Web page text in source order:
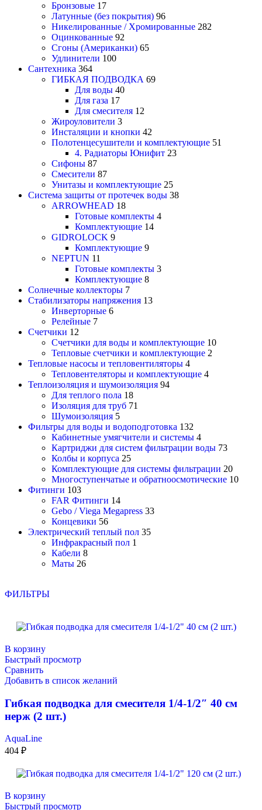
Бронзовые 17
Латунные (без покрытия) 96
Никелированные / Хромированные 282
Оцинкованные 92
Сгоны (Американки) 65
Удлинители 100
Сантехника 364
ГИБКАЯ ПОДВОДКА 69
Для воды 40
Для газа 17
Для смесителя 12
Жироуловители 3
Инсталяции и кнопки 42
Полотенцесушители и комплектующие 51
4. Радиаторы Юнифит 23
Сифоны 87
Смесители 87
Унитазы и комплектующие 25
Система защиты от протечек воды 38
ARROWHEAD 18
Готовые комплекты 4
Комплектующие 14
GIDROLOCK 9
Комплектующие 9
NEPTUN 11
Готовые комплекты 3
Комплектующие 8
Солнечные коллекторы 7
Стабилизаторы напряжения 13
Инверторные 6
Релейные 7
Счетчики 12
Счетчики для воды и комплектующие 10
Тепловые счетчики и комплектующие 2
Тепловые насосы и тепловентиляторы 4
Тепловентеляторы и комплектующие 4
Теплоизоляция и шумоизоляция 94
Для теплого пола 18
Изоляция для труб 71
Шумоизоляция 5
Фильтры для воды и водоподготовка 132
Кабинетные умягчители и системы 4
Картриджи для систем фильтрации воды 73
Колбы и корпуса 25
Комплектующие для системы фильтрации 20
Многоступенчатые и обратноосмотические 10
Фитинги 103
FAR Фитинги 14
Gebo / Viega Megapress 33
Концевики 56
Электрический теплый пол 35
Инфракрасный пол 1
Кабели 8
Маты 26
ФИЛЬТРЫ
В корзину
Быстрый просмотр
Сравнить
Добавить в список желаний
Гибкая подводка для смесителя 1/4-1/2″ 40 см
нерж (2 шт.)
AquaLine
404 ₽
В корзину
Быстрый просмотр